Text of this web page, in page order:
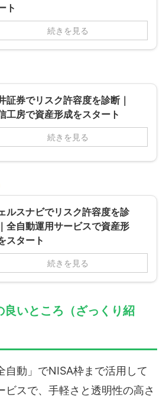
ト
続きを見る
証券でリスク許容度を診断｜
工房で資産形成をスタート
続きを見る
ルスナビでリスク許容度を診
全自動運用サービスで資産形
スタート
続きを見る
良いところ（ざっくり紹
自動」でNISA枠まで活用して
ビスで、手軽さと透明性の高さ